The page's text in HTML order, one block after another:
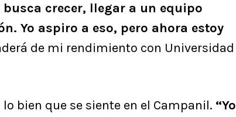
crecer, llegar a un equipo
Yo aspiro a eso, pero ahora estoy
de mi rendimiento con Universidad
bien que se siente en el Campanil. “Yo